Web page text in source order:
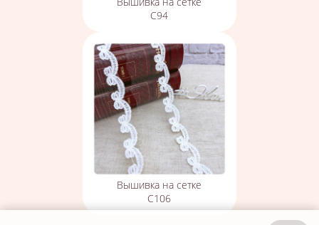
С94
Вышивка на сетке
С106